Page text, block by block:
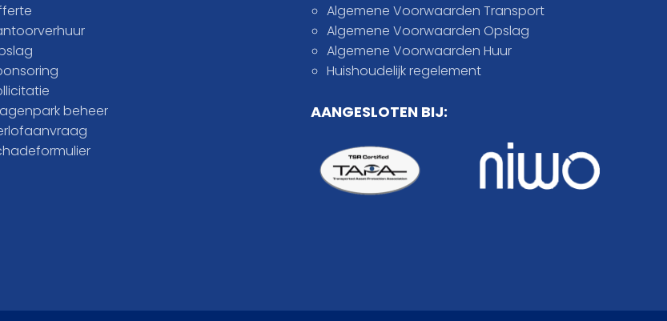
beheer
Algemene Voorwaarden Transport
Algemene Voorwaarden Opslag
Algemene Voorwaarden Huur
Huishoudelijk regelement
AANGESLOTEN BIJ: